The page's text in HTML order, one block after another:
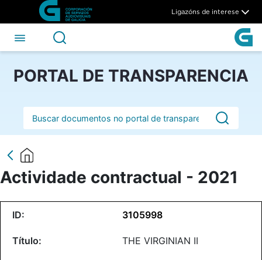
Skip to Main Content
Actividade contractual -
Ligazóns de interese
PORTAL DE TRANSPARENCIA
Barra de busca
Actividade contractual - 2021
3105998
THE VIRGINIAN II